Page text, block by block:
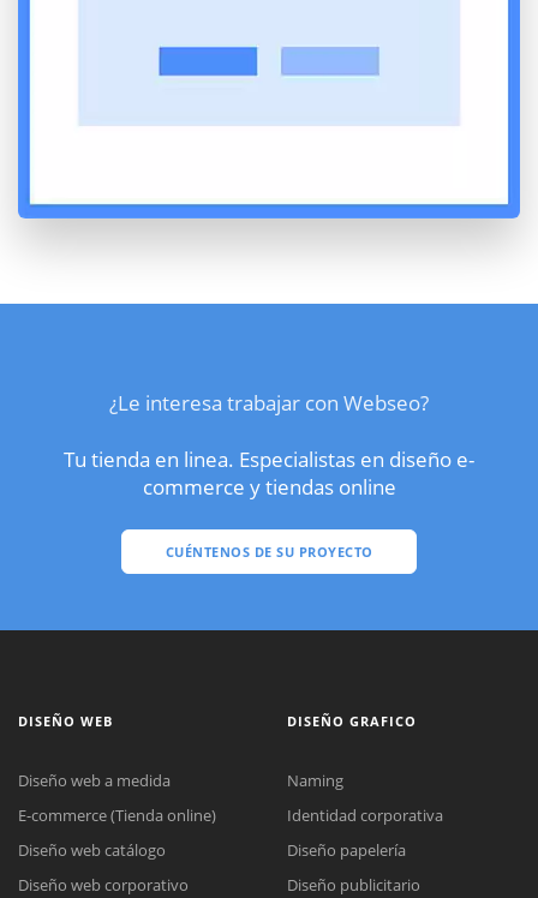
¿Le interesa trabajar con Webseo?
Tu tienda en linea. Especialistas en diseño e-
commerce y tiendas online
CUÉNTENOS DE SU PROYECTO
DISEÑO WEB
Diseño web a medida
E-commerce (Tienda online)
Diseño web catálogo
Diseño web corporativo
DISEÑO GRAFICO
Naming
Identidad corporativa
Diseño papelería
Diseño publicitario